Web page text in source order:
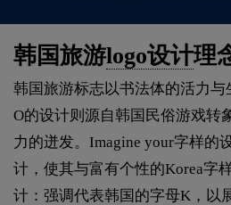
韩国旅游logo设计理
韩国旅游标志以书法体的活力
O的设计则源自韩国民俗游戏转
力的迸发。Imagine your字样的
计，使其与富有个性的Korea字
计：强调代表韩国的字母K，以